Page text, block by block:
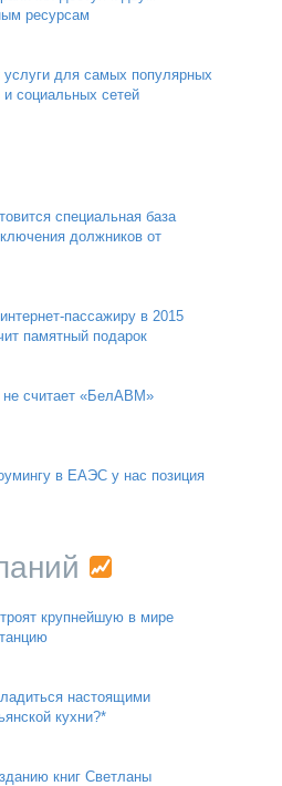
ресурсам
услуги для самых популярных
социальных сетей
специальная база
должников от
пассажиру в 2015
памятный подарок
не считает «БелАВМ»
в ЕАЭС у нас позиция
крупнейшую в мире
настоящими
кухни?*
книг Светланы